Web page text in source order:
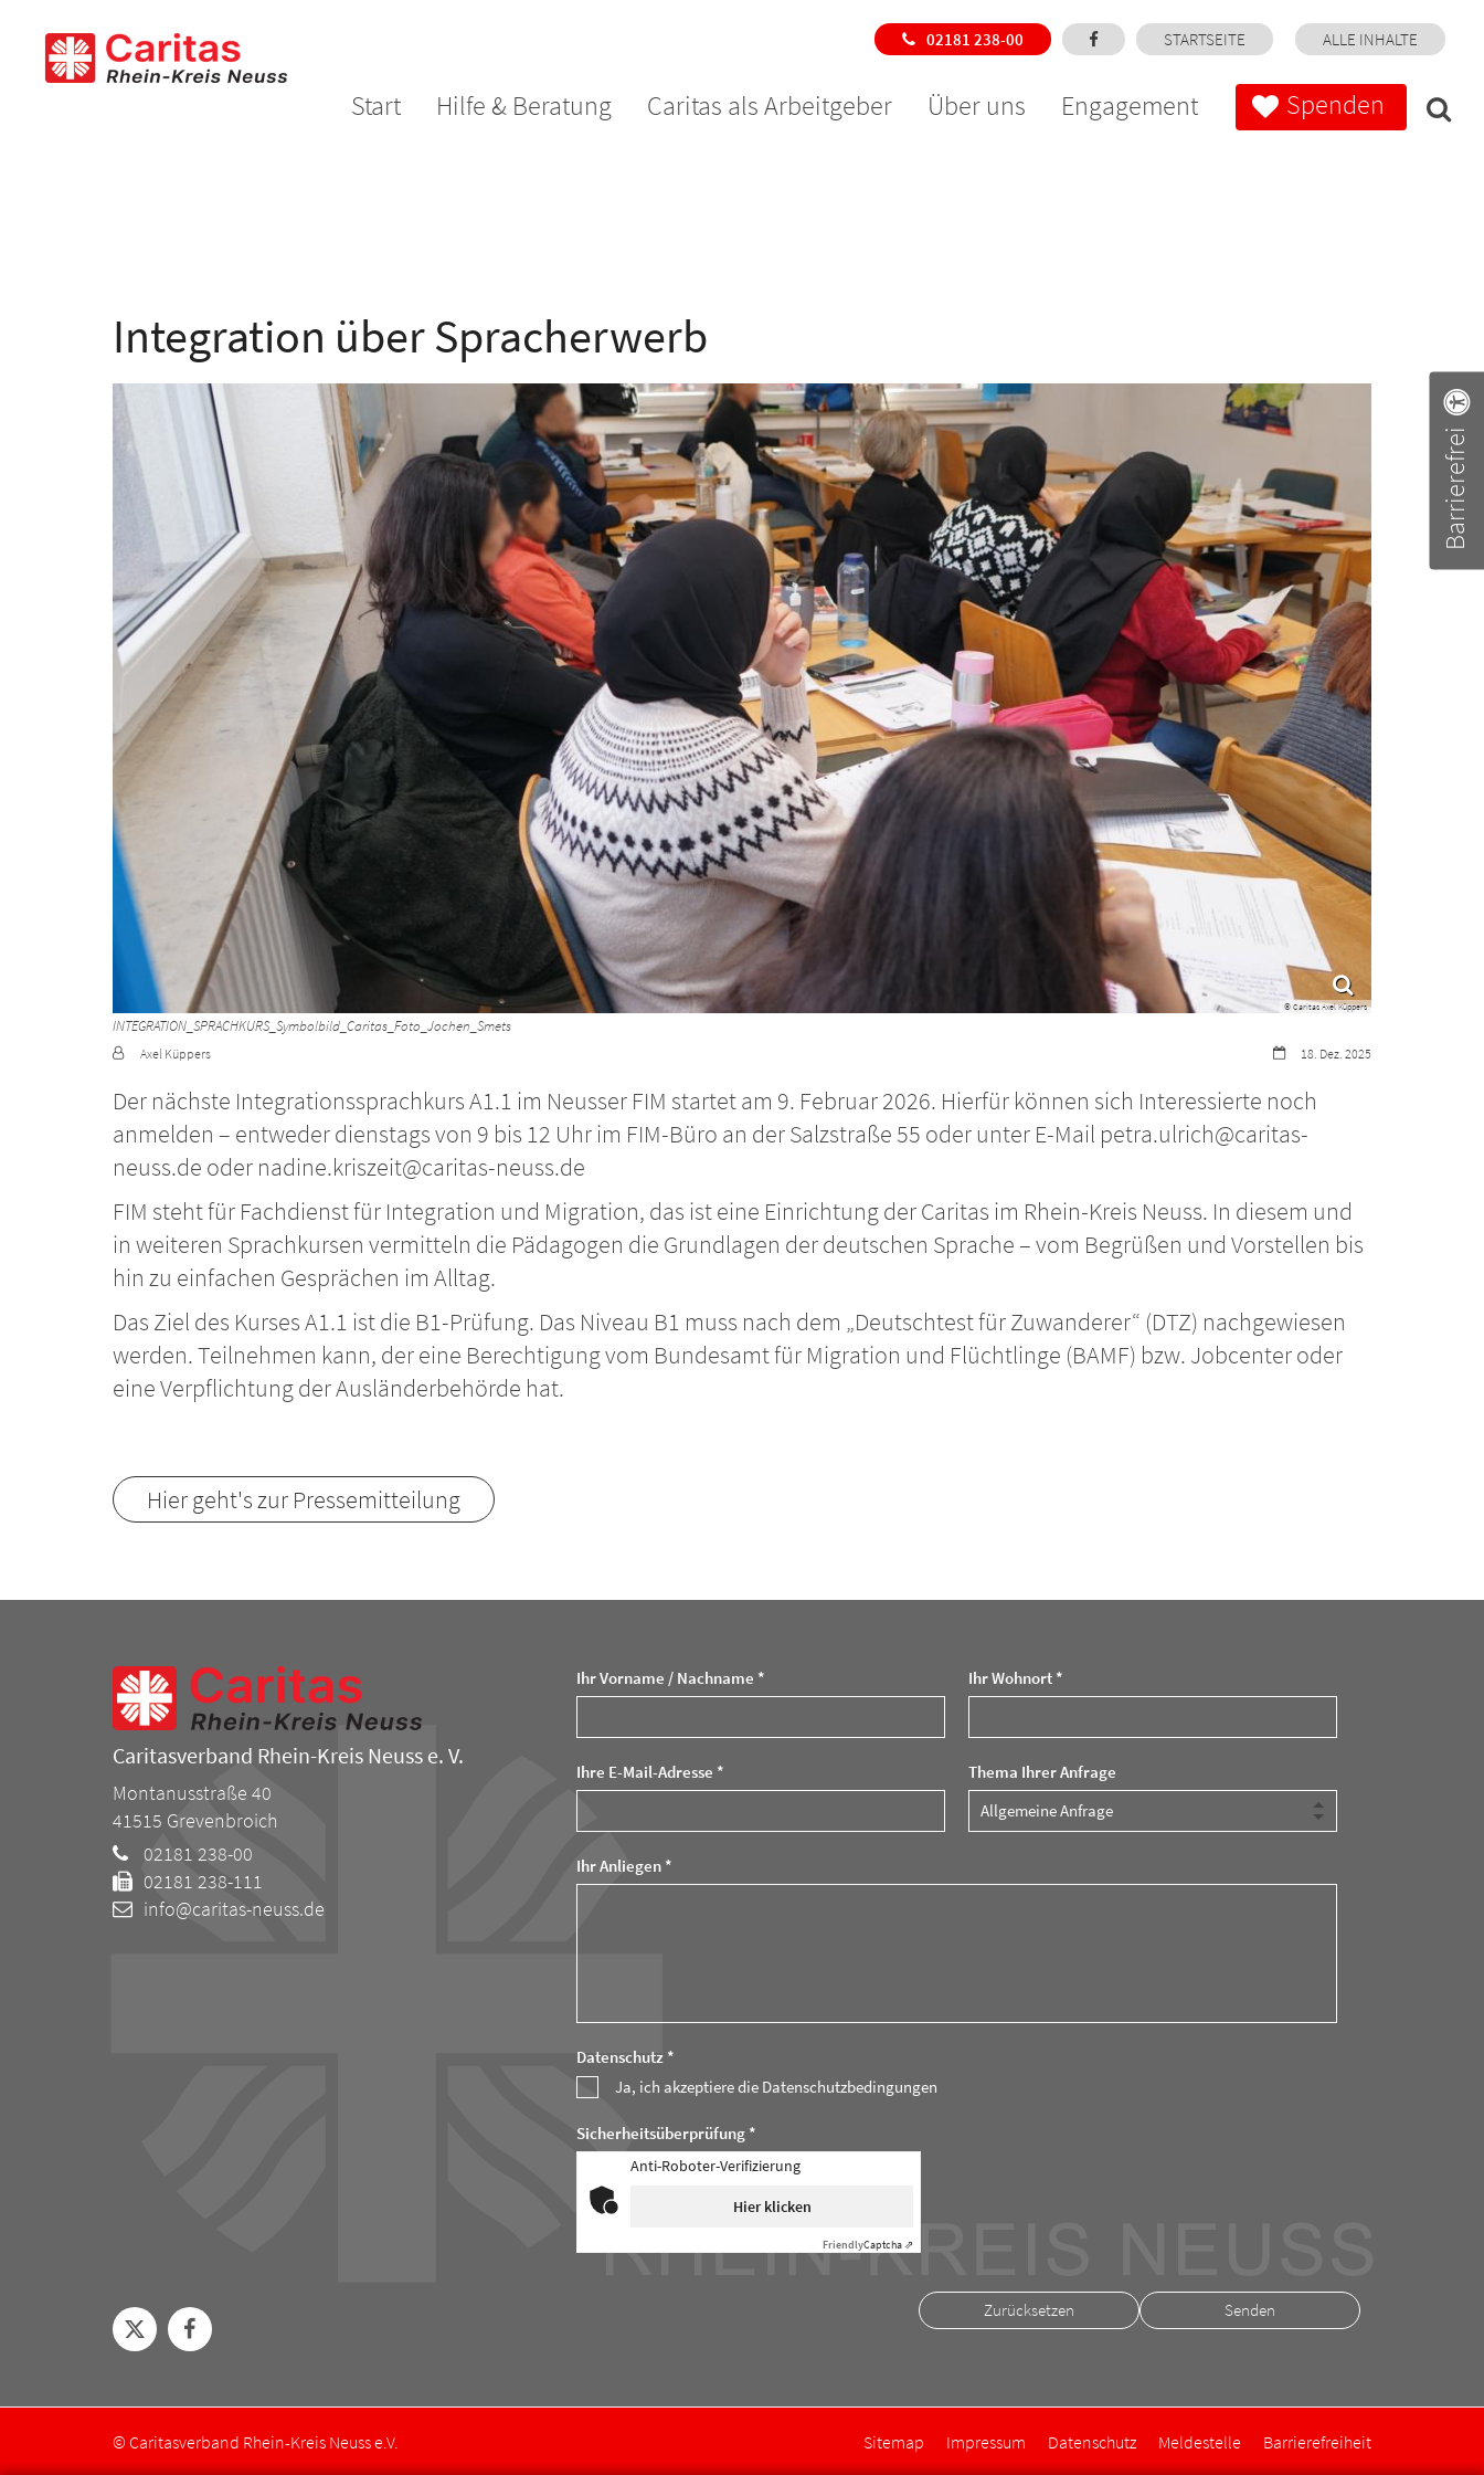
02181 238-00 STARTSEITE ALLE INHALTE
Start Hilfe & Beratung Caritas als Arbeitgeber Über uns Engagement Spenden
Barrierefrei
Integration über Spracherwerb
© Caritas Axel Küppers
INTEGRATION_SPRACHKURS_Symbolbild_Caritas_Foto_Jochen_Smets
Datum:18. Dez. 2025
Von: Axel Küppers
Der nächste Integrationssprachkurs A1.1 im Neusser FIM startet am 9. Februar 2026. Hierfür können sich Interessierte noch
anmelden – entweder dienstags von 9 bis 12 Uhr im FIM-Büro an der Salzstraße 55 oder unter E-Mail petra.ulrich@caritas-
neuss.de oder nadine.kriszeit@caritas-neuss.de
FIM steht für Fachdienst für Integration und Migration, das ist eine Einrichtung der Caritas im Rhein-Kreis Neuss. In diesem und
in weiteren Sprachkursen vermitteln die Pädagogen die Grundlagen der deutschen Sprache – vom Begrüßen und Vorstellen bis
hin zu einfachen Gesprächen im Alltag.
Das Ziel des Kurses A1.1 ist die B1-Prüfung. Das Niveau B1 muss nach dem „Deutschtest für Zuwanderer“ (DTZ) nachgewiesen
werden. Teilnehmen kann, der eine Berechtigung vom Bundesamt für Migration und Flüchtlinge (BAMF) bzw. Jobcenter oder
eine Verpflichtung der Ausländerbehörde hat.
Hier geht's zur Pressemitteilung
Ihr Vorname / Nachname * Ihr Wohnort *
Ihre E-Mail-Adresse * Thema Ihrer Anfrage
Ihr Anliegen *
Datenschutz *
Ja, ich akzeptiere die Datenschutzbedingungen
Sicherheitsüberprüfung *
Anti-Roboter-Verifizierung
Hier klicken
FriendlyCaptcha ⇗
Zurücksetzen
Caritasverband Rhein-Kreis Neuss e. V.
Montanusstraße 40
41515 Grevenbroich
02181 238-00
02181 238-111
info@caritas-neuss.de
© Caritasverband Rhein-Kreis Neuss e.V. Sitemap Impressum Datenschutz Meldestelle Barrierefreiheit